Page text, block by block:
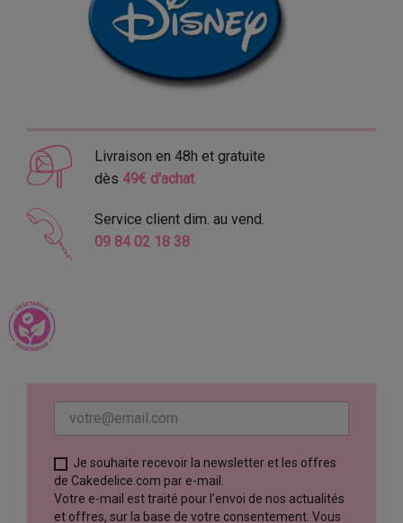
Livraison en 48h et gratuite
dès 49€ d'achat
Service client dim. au vend.
09 84 02 18 38
Je souhaite recevoir la newsletter et les offres
de Cakedelice.com par e-mail.
Votre e-mail est traité pour l’envoi de nos actualités
et offres, sur la base de votre consentement. Vous